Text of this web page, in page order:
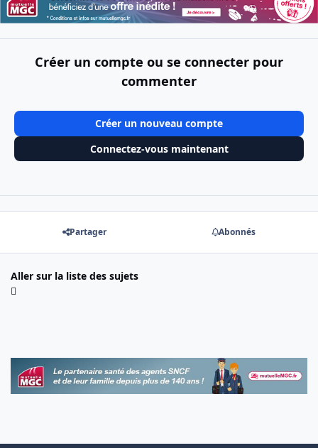
Créer un compte ou se connecter pour
commenter
Créer un nouveau compte
Connectez-vous maintenant
Partager Abonnés
Aller sur la liste des sujets